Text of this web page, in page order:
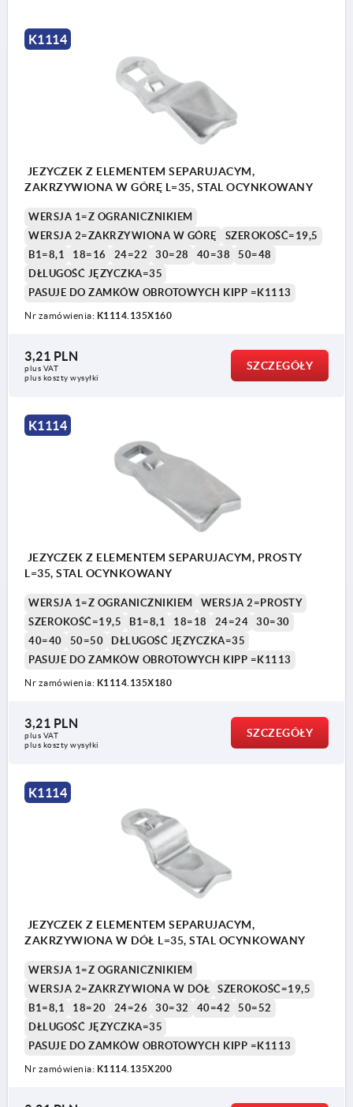
K1114
JEZYCZEK Z ELEMENTEM SEPARUJACYM,
ZAKRZYWIONA W GÓRĘ L=35, STAL OCYNKOWANY
WERSJA 1=Z OGRANICZNIKIEM
WERSJA 2=ZAKRZYWIONA W GÓRĘ
SZEROKOŚĆ=19,5
B1=8,1
18=16 24=22 30=28 40=38
50=48
DŁLUGOŚĆ JĘZYCZKA=35
PASUJE DO ZAMKÓW OBROTOWYCH KIPP =K1113
Nr zamówienia: K1114.135X160
3,21 PLN
plus VAT
plus koszty wysyłki
SZCZEGÓŁY
K1114
JEZYCZEK Z ELEMENTEM SEPARUJACYM, PROSTY
L=35, STAL OCYNKOWANY
WERSJA 1=Z OGRANICZNIKIEM
WERSJA 2=PROSTY
SZEROKOŚĆ=19,5
B1=8,1 18=18 24=24
30=30
40=40
50=50
DŁLUGOŚĆ JĘZYCZKA=35
PASUJE DO ZAMKÓW OBROTOWYCH KIPP =K1113
Nr zamówienia: K1114.135X180
3,21 PLN
plus VAT
plus koszty wysyłki
SZCZEGÓŁY
K1114
JEZYCZEK Z ELEMENTEM SEPARUJACYM,
ZAKRZYWIONA W DÓŁ L=35, STAL OCYNKOWANY
WERSJA 1=Z OGRANICZNIKIEM
WERSJA 2=ZAKRZYWIONA W DÓŁ
SZEROKOŚĆ=19,5
B1=8,1
18=20 24=26 30=32 40=42
50=52
DŁLUGOŚĆ JĘZYCZKA=35
PASUJE DO ZAMKÓW OBROTOWYCH KIPP =K1113
Nr zamówienia: K1114.135X200